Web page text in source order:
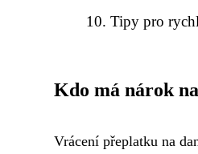
Tipy pro
Kdo má nárok
Vrácení přeplatku na